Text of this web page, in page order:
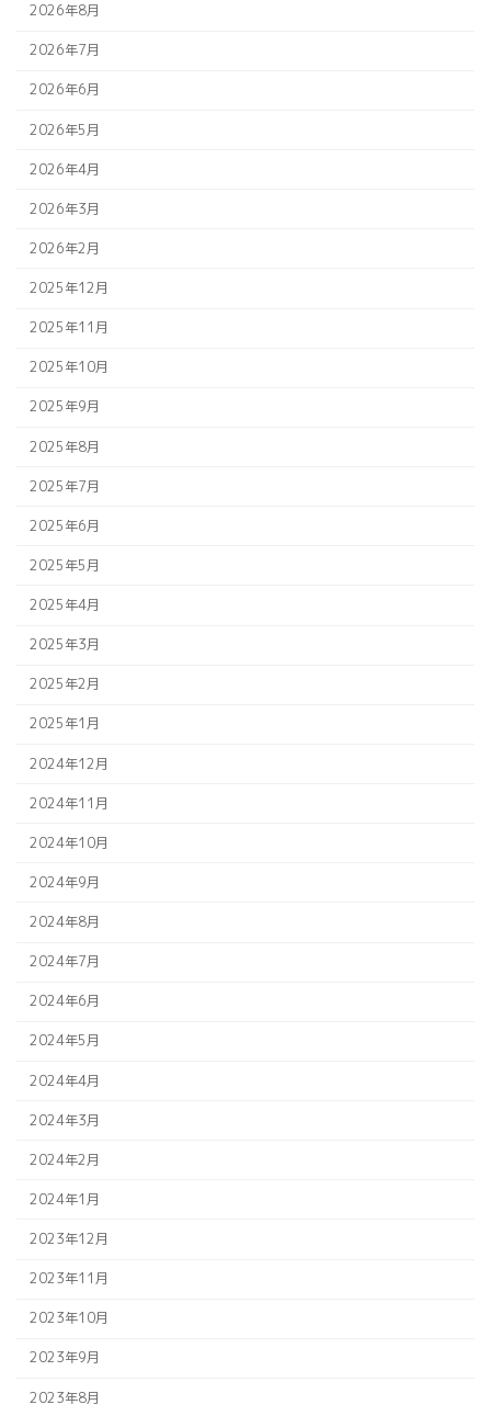
2026年8月
2026年7月
2026年6月
2026年5月
2026年4月
2026年3月
2026年2月
2025年12月
2025年11月
2025年10月
2025年9月
2025年8月
2025年7月
2025年6月
2025年5月
2025年4月
2025年3月
2025年2月
2025年1月
2024年12月
2024年11月
2024年10月
2024年9月
2024年8月
2024年7月
2024年6月
2024年5月
2024年4月
2024年3月
2024年2月
2024年1月
2023年12月
2023年11月
2023年10月
2023年9月
2023年8月